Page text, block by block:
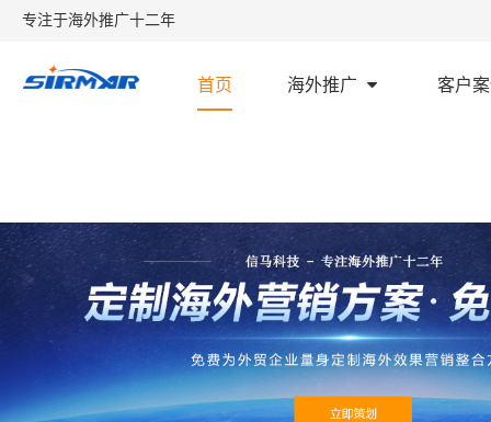
专注于海外推广十二年
首页 海外推广 客户